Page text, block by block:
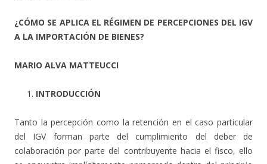
¿CÓMO SE APLICA EL RÉGIMEN DE PERCEPCIONES DEL IGV
A LA IMPORTACIÓN DE BIENES?
MARIO ALVA MATTEUCCI
INTRODUCCIÓN
Tanto la percepción como la retención en el caso particular
del IGV forman parte del cumplimiento del deber de
colaboración por parte del contribuyente hacia el fisco, ello